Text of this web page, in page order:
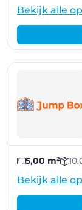
Bekijk alle
5,00 m²
Bekijk alle